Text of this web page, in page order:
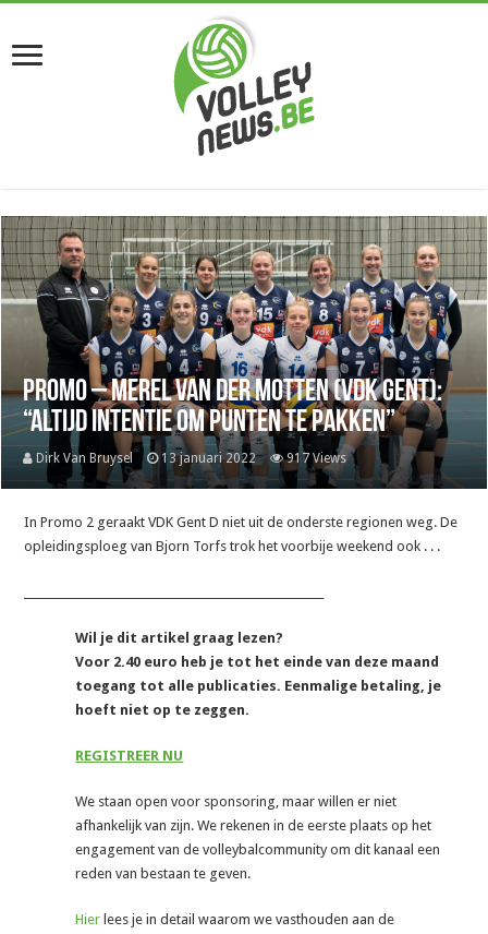
Promo – Merel Van Der Motten (VDK Gent):
“Altijd intentie om punten te pakken”
Dirk Van Bruysel 13 januari 2022 917 Views
In Promo 2 geraakt VDK Gent D niet uit de onderste regionen weg. De
opleidingsploeg van Bjorn Torfs trok het voorbije weekend ook . . .
Wil je dit artikel graag lezen?
Voor 2.40 euro heb je tot het einde van deze maand
toegang tot alle publicaties. Eenmalige betaling, je
hoeft niet op te zeggen.
REGISTREER NU
We staan open voor sponsoring, maar willen er niet
afhankelijk van zijn. We rekenen in de eerste plaats op het
engagement van de volleybalcommunity om dit kanaal een
reden van bestaan te geven.
Hier lees je in detail waarom we vasthouden aan de